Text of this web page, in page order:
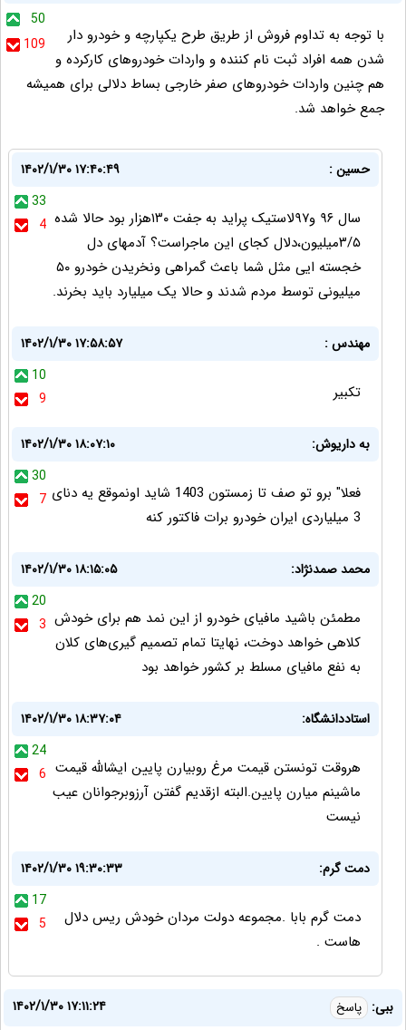
50
109
با توجه به تداوم فروش از طریق طرح یکپارچه و خودرو دار
شدن همه افراد ثبت نام کننده و واردات خودروهای کارکرده و
هم چنین واردات خودروهای صفر خارجی بساط دلالی برای همیشه
جمع خواهد شد.
حسین :
۱۴۰۲/۱/۳۰ ۱۷:۴۰:۴۹
33
4 سال ۹۶ و۹۷لاستیک پراید به جفت ۱۳۰هزار بود حالا شده
۳/۵میلیون،دلال کجای این ماجراست؟ آدمهای دل
خجسته ایی مثل شما باعث گمراهی ونخریدن خودرو ۵۰
میلیونی توسط مردم شدند و حالا یک میلیارد باید بخرند.
مهندس :
۱۴۰۲/۱/۳۰ ۱۷:۵۸:۵۷
10
9
تکبیر
به داریوش:
۱۴۰۲/۱/۳۰ ۱۸:۰۷:۱۰
30
7 فعلا" برو تو صف تا زمستون 1403 شاید اونموقع یه دنای
3 میلیاردی ایران خودرو برات فاکتور کنه
محمد صمدنژاد:
۱۴۰۲/۱/۳۰ ۱۸:۱۵:۰۵
20
3 مطمئن باشید مافیای خودرو از این نمد هم برای خودش
کلاهی خواهد دوخت، نهایتا تمام تصمیم گیری‌های کلان
به نفع مافیای مسلط بر کشور خواهد بود
استاددانشگاه:
۱۴۰۲/۱/۳۰ ۱۸:۳۷:۰۴
24
6 هروقت تونستن قیمت مرغ روبیارن پایین ایشالله قیمت
ماشینم میارن پایین‌.البته ازقدیم گفتن آرزوبرجوانان عیب
نیست
دمت گرم:
۱۴۰۲/۱/۳۰ ۱۹:۳۰:۳۳
17
5
دمت گرم بابا .مجموعه دولت مردان خودش ریس دلال
هاست .
ببی: پاسخ
۱۴۰۲/۱/۳۰ ۱۷:۱۱:۲۴